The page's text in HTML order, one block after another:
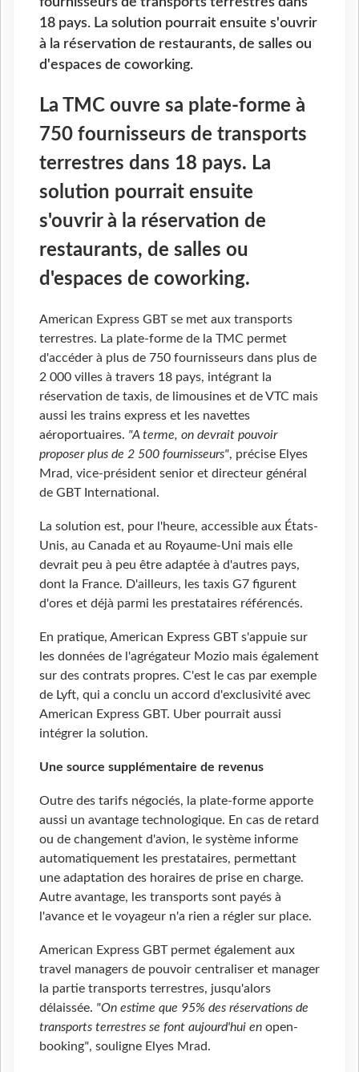
18 pays. La solution pourrait ensuite s'ouvrir
à la réservation de restaurants, de salles ou
d'espaces de coworking.
La TMC ouvre sa plate-forme à
750 fournisseurs de transports
terrestres dans 18 pays. La
solution pourrait ensuite
s'ouvrir à la réservation de
restaurants, de salles ou
d'espaces de coworking.
American Express GBT se met aux transports
terrestres. La plate-forme de la TMC permet
d'accéder à plus de 750 fournisseurs dans plus de
2 000 villes à travers 18 pays, intégrant la
réservation de taxis, de limousines et de VTC mais
aussi les trains express et les navettes
aéroportuaires. "A terme, on devrait pouvoir
proposer plus de 2 500 fournisseurs", précise Elyes
Mrad, vice-président senior et directeur général
de GBT International.
La solution est, pour l'heure, accessible aux États-
Unis, au Canada et au Royaume-Uni mais elle
devrait peu à peu être adaptée à d'autres pays,
dont la France. D'ailleurs, les taxis G7 figurent
d'ores et déjà parmi les prestataires référencés.
En pratique, American Express GBT s'appuie sur
les données de l'agrégateur Mozio mais également
sur des contrats propres. C'est le cas par exemple
de Lyft, qui a conclu un accord d'exclusivité avec
American Express GBT. Uber pourrait aussi
intégrer la solution.
Une source supplémentaire de revenus
Outre des tarifs négociés, la plate-forme apporte
aussi un avantage technologique. En cas de retard
ou de changement d'avion, le système informe
automatiquement les prestataires, permettant
une adaptation des horaires de prise en charge.
Autre avantage, les transports sont payés à
l'avance et le voyageur n'a rien a régler sur place.
American Express GBT permet également aux
travel managers de pouvoir centraliser et manager
la partie transports terrestres, jusqu'alors
délaissée. "On estime que 95% des réservations de
transports terrestres se font aujourd'hui en open-
booking", souligne Elyes Mrad.